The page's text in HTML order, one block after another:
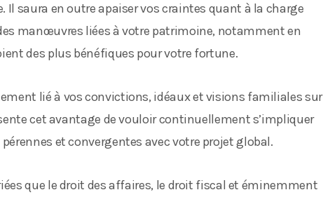
saura en outre apaiser vos craintes quant à la charge
manœuvres liées à votre patrimoine, notamment en
des plus bénéfiques pour votre fortune.
lié à vos convictions, idéaux et visions familiales sur
cet avantage de vouloir continuellement s’impliquer
et convergentes avec votre projet global.
que le droit des affaires, le droit fiscal et éminemment